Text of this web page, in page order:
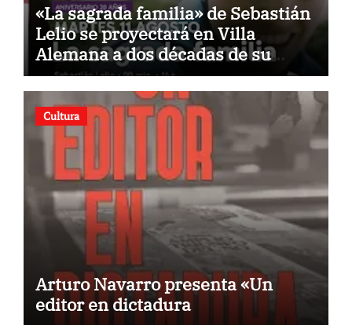
«La sagrada familia» de Sebastián
Lelio se proyectará en Villa
Alemana a dos décadas de su
estreno
Cultura
Arturo Navarro presenta «Un
editor en dictadura